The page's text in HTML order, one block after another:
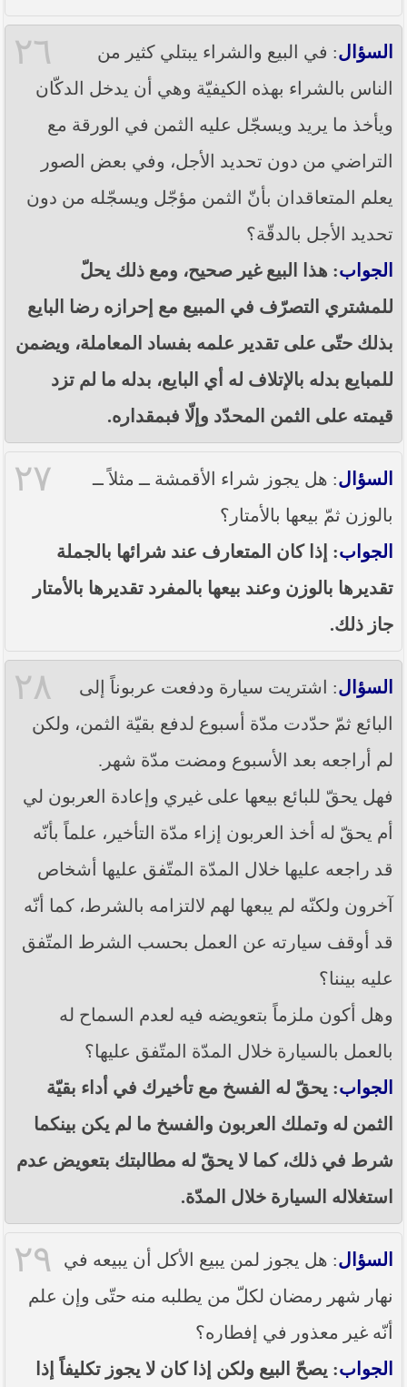
٢٦ السؤال: في البيع والشراء يبتلي كثير من
الناس بالشراء بهذه الكيفيّة وهي أن يدخل الدكّان
ويأخذ ما يريد ويسجّل عليه الثمن في الورقة مع
التراضي من دون تحديد الأجل، وفي بعض الصور
يعلم المتعاقدان بأنّ الثمن مؤجّل ويسجّله من دون
تحديد الأجل بالدقّة؟
الجواب: هذا البيع غير صحيح، ومع ذلك يحلّ
للمشتري التصرّف في المبيع مع إحرازه رضا البايع
بذلك حتّى على تقدير علمه بفساد المعاملة، ويضمن
للمبايع بدله بالإتلاف له أي البايع، بدله ما لم تزد
قيمته على الثمن المحدّد وإلّا فبمقداره.
٢٧ السؤال: هل يجوز شراء الأقمشة ــ مثلاً ــ
بالوزن ثمّ بيعها بالأمتار؟
الجواب: إذا كان المتعارف عند شرائها بالجملة
تقديرها بالوزن وعند بيعها بالمفرد تقديرها بالأمتار
جاز ذلك.
٢٨ السؤال: اشتريت سيارة ودفعت عربوناً إلى
البائع ثمّ حدّدت مدّة أسبوع لدفع بقيّة الثمن، ولكن
لم أراجعه بعد الأسبوع ومضت مدّة شهر.
فهل يحقّ للبائع بيعها على غيري وإعادة العربون لي
أم يحقّ له أخذ العربون إزاء مدّة التأخير، علماً بأنّه
قد راجعه عليها خلال المدّة المتّفق عليها أشخاص
آخرون ولكنّه لم يبعها لهم لالتزامه بالشرط، كما أنّه
قد أوقف سيارته عن العمل بحسب الشرط المتّفق
عليه بيننا؟
وهل أكون ملزماً بتعويضه فيه لعدم السماح له
بالعمل بالسيارة خلال المدّة المتّفق عليها؟
الجواب: يحقّ له الفسخ مع تأخيرك في أداء بقيّة
الثمن له وتملك العربون والفسخ ما لم يكن بينكما
شرط في ذلك، كما لا يحقّ له مطالبتك بتعويض عدم
استغلاله السيارة خلال المدّة.
٢٩ السؤال: هل يجوز لمن يبيع الأكل أن يبيعه في
نهار شهر رمضان لكلّ من يطلبه منه حتّى وإن علم
أنّه غير معذور في إفطاره؟
الجواب: يصحّ البيع ولكن إذا كان لا يجوز تكليفاً إذا